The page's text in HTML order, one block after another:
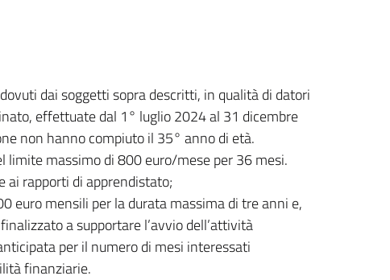
dai soggetti sopra descritti, in qualità di datori
effettuate dal 1° luglio 2024 al 31 dicembre
non hanno compiuto il 35° anno di età.
limite massimo di 800 euro/mese per 36 mesi.
ai rapporti di apprendistato;
euro mensili per la durata massima di tre anni e,
a supportare l’avvio dell’attività
per il numero di mesi interessati
finanziarie.